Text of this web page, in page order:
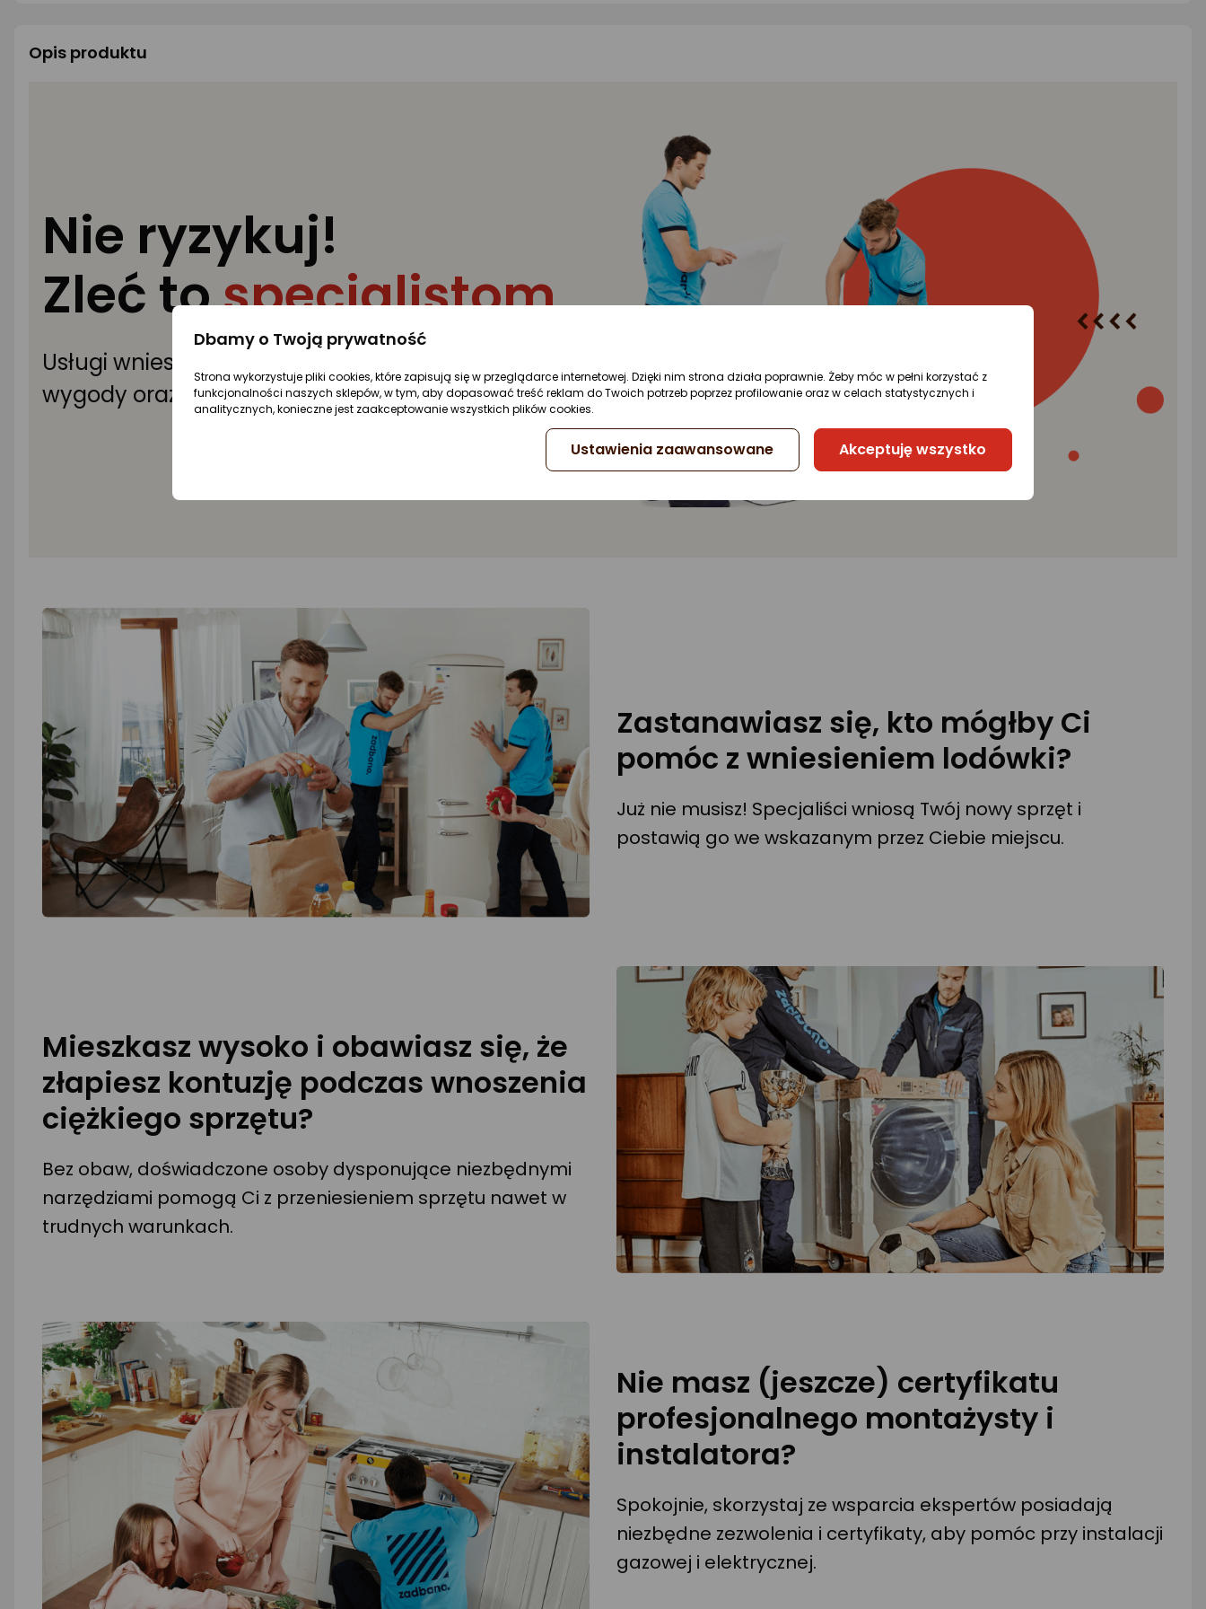
Opis produktu
Nie ryzykuj!
Zleć tospecjalistom
Usługi wniesienia i montażu sprzętu to gwarancja
wygody oraz fachowej instalacji w Twoim domu.
Zastanawiasz się, kto mógłby Ci
pomóc z wniesieniem lodówki?
Już nie musisz! Specjaliści wniosą Twój nowy sprzęt i
postawią go we wskazanym przez Ciebie miejscu.
Mieszkasz wysoko i obawiasz się, że
złapiesz kontuzję podczas wnoszenia
ciężkiego sprzętu?
Bez obaw, doświadczone osoby dysponujące niezbędnymi
narzędziami pomogą Ci z przeniesieniem sprzętu nawet w
trudnych warunkach.
Nie masz (jeszcze) certyfikatu
profesjonalnego montażysty i
instalatora?
Spokojnie, skorzystaj ze wsparcia ekspertów posiadają
niezbędne zezwolenia i certyfikaty, aby pomóc przy instalacji
gazowej i elektrycznej.
Dbamy o Twoją prywatność
Strona wykorzystuje pliki cookies, które zapisują się w przeglądarce internetowej. Dzięki nim strona działa poprawnie. Żeby móc w pełni korzystać z
funkcjonalności naszych sklepów, w tym, aby dopasować treść reklam do Twoich potrzeb poprzez profilowanie oraz w celach statystycznych i
analitycznych, konieczne jest zaakceptowanie wszystkich plików cookies.
Ustawienia zaawansowane Akceptuję wszystko